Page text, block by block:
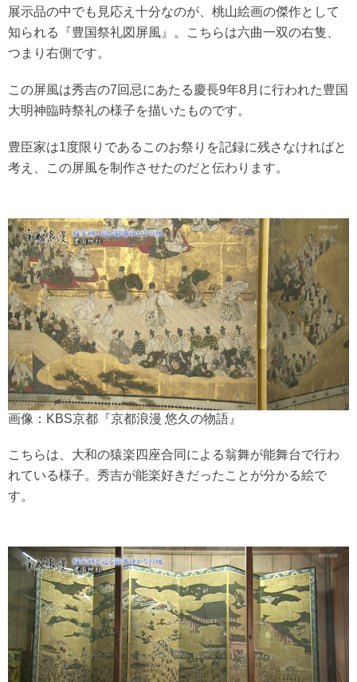
展示品の中でも見応え十分なのが、桃山絵画の傑作として
知られる『豊国祭礼図屏風』。こちらは六曲一双の右隻、
つまり右側です。
この屏風は秀吉の7回忌にあたる慶長9年8月に行われた豊国
大明神臨時祭礼の様子を描いたものです。
豊臣家は1度限りであるこのお祭りを記録に残さなければと
考え、この屏風を制作させたのだと伝わります。
画像：KBS京都『京都浪漫 悠久の物語』
こちらは、大和の猿楽四座合同による翁舞が能舞台で行わ
れている様子。秀吉が能楽好きだったことが分かる絵で
す。